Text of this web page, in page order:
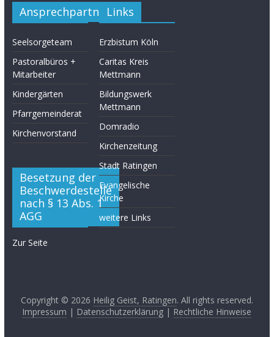
Ansprechpartner
Seelsorgeteam
Pastoralbüros +
Mitarbeiter
Kindergärten
Pfarrgemeinderat
Kirchenvorstand
Besetzung der
Beschwerdestelle
nach § 13 Abs. 1
AGG
Zur Seite
Links
Erzbistum Köln
Caritas Kreis
Mettmann
Bildungswerk
Mettmann
Domradio
Kirchenzeitung
Stadt Ratingen
Evangelische
Kirche
weitere Links
Copyright © 2026 Heilig Geist, Ratingen. All rights reserved.
Impressum | Datenschutzerklärung | Rechtliche Hinweise